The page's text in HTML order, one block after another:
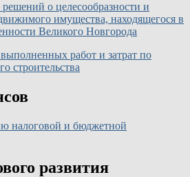
о целесообразности и
имущества, находящегося в
Великого Новгорода
работ и затрат по
строительства
налоговой и бюджетной
развития